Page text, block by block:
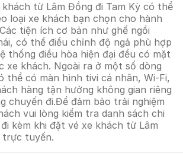
từ Lâm Đồng đi Tam Kỳ có thể
loại xe khách bạn chọn cho hành
tiện ích cơ bản như ghế ngồi
có thể điều chỉnh độ ngả phù hợp
thống điều hòa hiện đại đều có mặt
xe khách. Ngoài ra ở một số dòng
thể có màn hình tivi cá nhân, Wi-Fi,
hàng tận hưởng không gian riêng
chuyến đi.Để đảm bảo trải nghiệm
vui lòng kiểm tra danh sách chi
kèm khi đặt vé xe khách từ Lâm
trực tuyến.